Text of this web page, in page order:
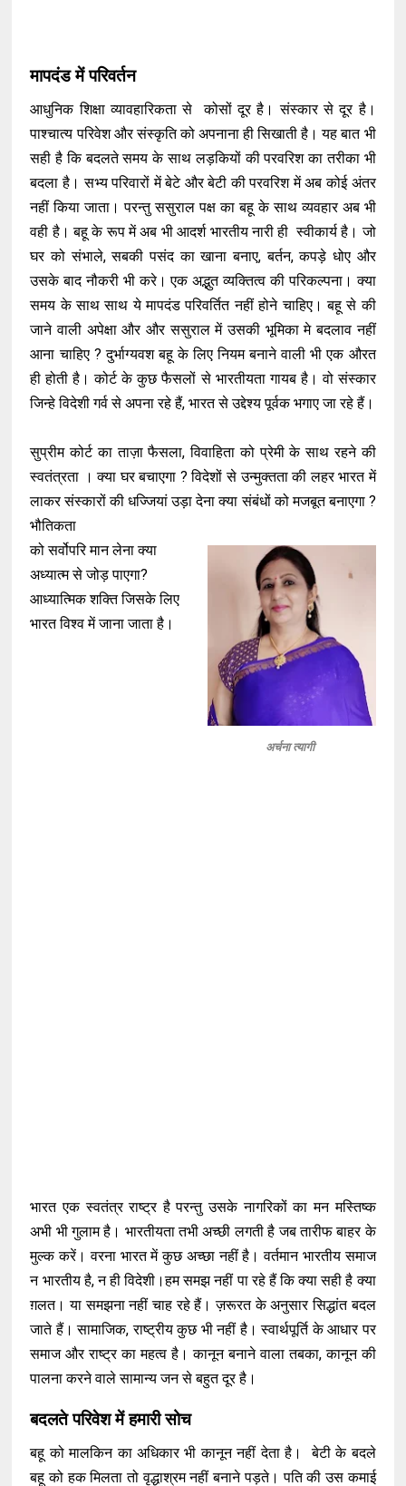
मापदंड में परिवर्तन
आधुनिक शिक्षा व्यावहारिकता से कोसों दूर है। संस्कार से दूर है।
पाश्चात्य परिवेश और संस्कृति को अपनाना ही सिखाती है। यह बात भी
सही है कि बदलते समय के साथ लड़कियों की परवरिश का तरीका भी
बदला है। सभ्य परिवारों में बेटे और बेटी की परवरिश में अब कोई अंतर
नहीं किया जाता। परन्तु ससुराल पक्ष का बहू के साथ व्यवहार अब भी
वही है। बहू के रूप में अब भी आदर्श भारतीय नारी ही स्वीकार्य है। जो
घर को संभाले, सबकी पसंद का खाना बनाए, बर्तन, कपड़े धोए और
उसके बाद नौकरी भी करे। एक अद्भुत व्यक्तित्व की परिकल्पना। क्या
समय के साथ साथ ये मापदंड परिवर्तित नहीं होने चाहिए। बहू से की
जाने वाली अपेक्षा और और ससुराल में उसकी भूमिका मे बदलाव नहीं
आना चाहिए ?दुर्भाग्यवशबहू के लिए नियम बनाने वाली भी एक औरत
ही होती है। कोर्ट के कुछ फैसलों से भारतीयता गायब है। वो संस्कार
जिन्हे विदेशी गर्व से अपना रहे हैं, भारत से उद्देश्य पूर्वक भगाए जा रहे हैं।
सुप्रीम कोर्ट का ताज़ा फैसला, विवाहिता को प्रेमी के साथ रहने की
स्वतंत्रता । क्या घर बचाएगा ? विदेशों से उन्मुक्तता की लहर भारत में
लाकर संस्कारों की धज्जियां उड़ा देना क्या संबंधों को मजबूत बनाएगा ?
भौतिकता
अर्चना त्यागी
को सर्वोपरि मान लेना क्या
अध्यात्म से जोड़ पाएगा?
आध्यात्मिक शक्ति जिसके लिए
भारत विश्व में जाना जाता है।
भारत एक स्वतंत्र राष्ट्र है परन्तु उसके नागरिकों का मन मस्तिष्क
अभी भी गुलाम है। भारतीयता तभी अच्छी लगती है जब तारीफ बाहर के
मुल्क करें। वरना भारत में कुछ अच्छा नहीं है। वर्तमान भारतीय समाज
न भारतीय है, न ही विदेशी।हम समझ नहीं पा रहे हैं कि क्या सही है क्या
ग़लत। या समझना नहीं चाह रहे हैं। ज़रूरत के अनुसार सिद्धांत बदल
जाते हैं। सामाजिक, राष्ट्रीय कुछ भी नहीं है। स्वार्थपूर्ति के आधार पर
समाज और राष्ट्र का महत्व है। कानून बनाने वाला तबका, कानून की
पालना करने वाले सामान्य जन से बहुत दूर है।
बदलते परिवेश में हमारी सोच
बहू को मालकिन का अधिकार भी कानून नहीं देता है। बेटी के बदले
बहू को हक मिलता तो वृद्धाश्रम नहीं बनाने पड़ते। पति की उस कमाई